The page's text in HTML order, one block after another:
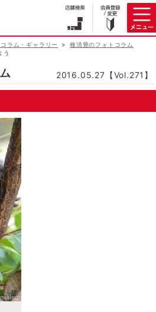
ラム・ギャラリー
種清豊のフォトコラム
う
2016.05.27【Vol.271】